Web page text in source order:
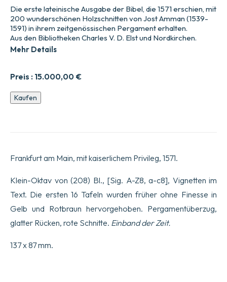
Preis : 15.000,00 €
Die erste lateinische Ausgabe der Bibel, die 1571 erschien, mit
200 wunderschönen Holzschnitten von Jost Amman (1539-
1591) in ihrem zeitgenössischen Pergament erhalten.
Aus den Bibliotheken Charles V. D. Elst und Nordkirchen.
Mehr Details
Bibliorvm
vtrivsqve
historias
ad
exhibentes,
&
oculis...
vt
Lector
veré
Kaufen
Frankfurt am Main, mit kaiserlichem Privileg, 1571.
Klein-Oktav von (208) Bl., [Sig. A-Z8, a-c8], Vignetten im
Text. Die ersten 16 Tafeln wurden früher ohne Finesse in
Gelb und Rotbraun hervorgehoben. Pergamentüberzug,
glatter Rücken, rote Schnitte. Einband der Zeit.
137 x 87 mm.